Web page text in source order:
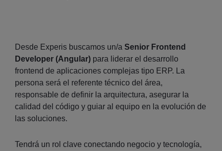
Desde Experis buscamos un/a Senior Frontend
Developer (Angular) para liderar el desarrollo
frontend de aplicaciones complejas tipo ERP. La
persona será el referente técnico del área,
responsable de definir la arquitectura, asegurar la
calidad del código y guiar al equipo en la evolución de
las soluciones.
Tendrá un rol clave conectando negocio y tecnología,